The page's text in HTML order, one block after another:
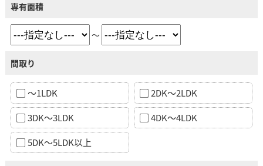
専有面積
～
間取り
～1LDK
2DK～2LDK
3DK～3LDK
4DK～4LDK
5DK～5LDK以上